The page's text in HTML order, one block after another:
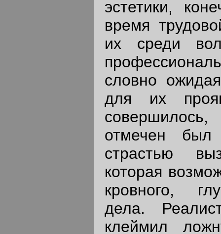
эстетики,
время
их среди
словно
для их
отмечен был
страстью
которая
кровного,
дела.
клеймил